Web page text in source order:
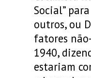
Social”
outros, ou
fatores
1940,
estariam